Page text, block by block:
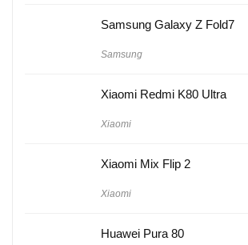
Samsung Galaxy Z Fold7
Samsung
Xiaomi Redmi K80 Ultra
Xiaomi
Xiaomi Mix Flip 2
Xiaomi
Huawei Pura 80